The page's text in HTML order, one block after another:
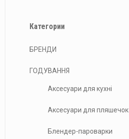
Категории
БРЕНДИ
ГОДУВАННЯ
Аксесуари для кухні
Аксесуари для пляшечок
Блендер-пароварки